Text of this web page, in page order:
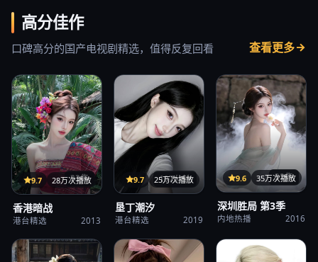
高分佳作
口碑高分的国产电视剧精选，值得反复回看 查看更多
33集
9.7 28万次播放
香港暗战
港台精选 2013
107分钟
9.7 25万次播放
垦丁潮汐
港台精选 2019
32集
9.6 35万次播放
深圳胜局 第3季
内地热播 2016